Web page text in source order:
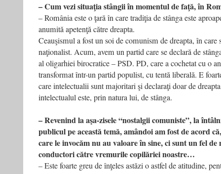
– Cum vezi situaţia stângii în momentul de faţă, în
– România este o ţară în care tradiţia de stânga este
anumită apetenţă către dreapta.
Ceauşismul a fost un soi de comunism de dreapta, în care
naţionalist. Acum, avem un partid care se declară de
al oligarhiei birocratice – PSD. PD, care a cochetat cu o
transformat într-un partid populist, cu tentă liberală. E
care intelectualii sunt majoritari şi declaraţi doar de
intelectualul este, prin natura lui, de stânga.
– Revenind la aşa-zisele “nostalgii comuniste”, la
publicul pe această temă, amândoi am fost de acord
care le invocăm nu au valoare în sine, ci sunt un fel de
conductori către vremurile copilăriei noastre…
– Este foarte greu de înţeles astăzi o astfel de atitudine,